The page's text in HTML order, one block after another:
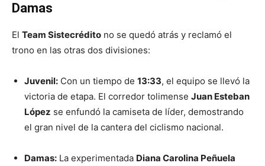
Damas
El Team Sistecrédito no se quedó atrás y reclamó el
trono en las otras dos divisiones:
Juvenil: Con un tiempo de 13:33, el equipo se llevó la
victoria de etapa. El corredor tolimense Juan Esteban
López se enfundó la camiseta de líder, demostrando
el gran nivel de la cantera del ciclismo nacional.
Damas: La experimentada Diana Carolina Peñuela